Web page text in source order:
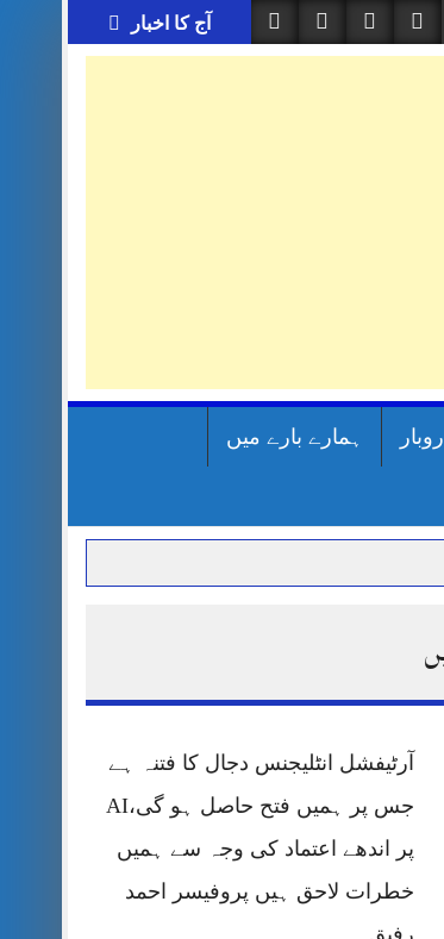
آج کا اخبار
ہمارے بارے میں
آرٹیفشل انٹلیجنس دجال کا فتنہ ہے
جس پر ہمیں فتح حاصل ہو گی،AI
پر اندھے اعتماد کی وجہ سے ہمیں
خطرات لاحق ہیں پروفیسر احمد
رفیق